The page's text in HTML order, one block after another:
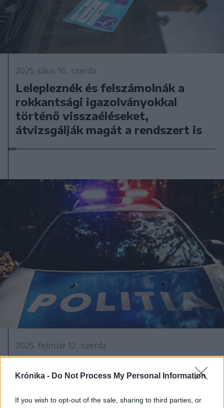
Krónika - Do Not Process My Personal Information
If you wish to opt-out of the sale, sharing to third parties, or
2025. július 16., szerda
Lelepleznék és felszámolnák a
rokkantsági igazolványokkal
történő visszaéléseket,
átvizsgálják magát a rendszert is
2025. február 12., szerda
férfinél, aki a belügyminisztert is
kipellengérező posztban